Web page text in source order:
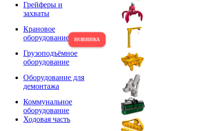
Грейферы и
захваты
Крановое
оборудование
Грузоподъёмное
оборудование
Оборудование для
демонтажа
Коммунальное
оборудование
Ходовая часть